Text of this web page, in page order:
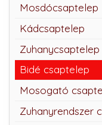
Mosdócsaptelep
Kádcsaptelep
Zuhanycsaptelep
Bidé csaptelep
Mosogató
Zuhanyrendszer